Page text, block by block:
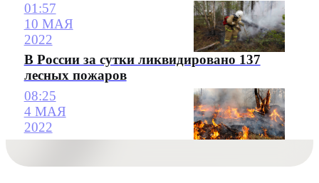
01:57
10 МАЯ
2022
В России за сутки ликвидировано 137
лесных пожаров
08:25
4 МАЯ
2022